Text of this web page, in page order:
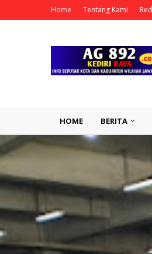
Home Tentang Kami
HOME BERITA